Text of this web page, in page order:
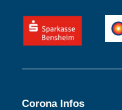
Corona Infos